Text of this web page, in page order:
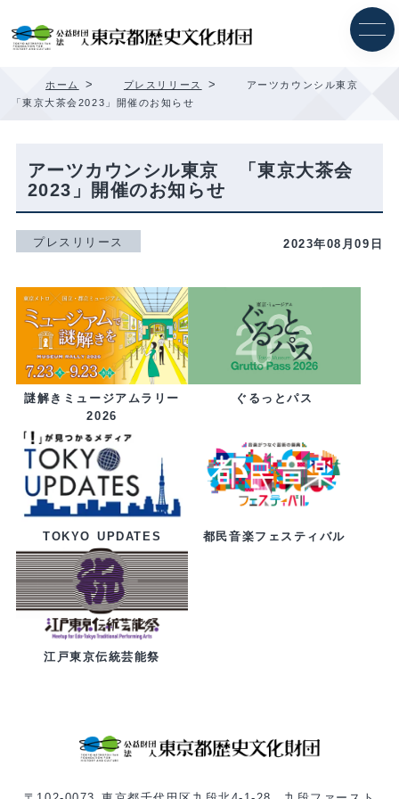
ホーム > プレスリリース >
アーツカウンシル東京
「東京大茶会2023」開催のお知らせ
アーツカウンシル東京 「東京大茶会
2023」開催のお知らせ
プレスリリース 2023年08月09日
謎解きミュージアムラリー
2026
ぐるっとパス
TOKYO UPDATES 都民音楽フェスティバル
江戸東京伝統芸能祭